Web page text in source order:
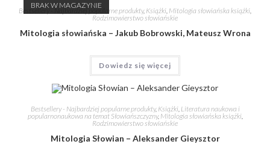
BRAK W MAGAZYNIE
Bestsellery - Najbardziej popularne produkty, Książki Mitologia słowiańska książki
Rodzimowierstwo słowiańskie
Mitologia słowiańska – Jakub Bobrowski, Mateusz Wrona
Dowiedz się więcej
Bestsellery - Najbardziej popularne produkty, Książki, Literatura naukowa i
popularnonaukowa na temat Słowiańszczyzny, Mitologia słowiańska książki,
Rodzimowierstwo słowiańskie
Mitologia Słowian – Aleksander Gieysztor